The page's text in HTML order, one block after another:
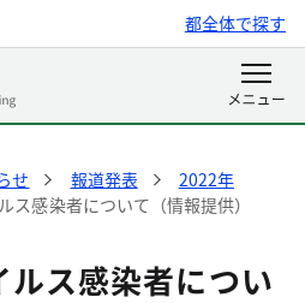
都全体で探す
せ 報道発表
2022年
ス感染者について（情報提供）
ス感染者につい